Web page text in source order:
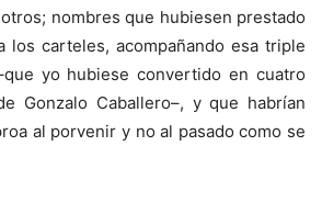
nombres que hubiesen prestado
los carteles, acompañando esa triple
yo hubiese convertido en cuatro
Gonzalo Caballero–, y que habrían
al porvenir y no al pasado como se